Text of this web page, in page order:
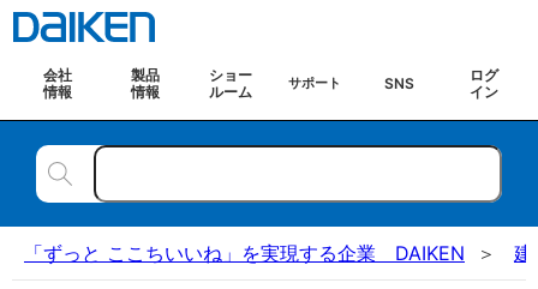
会社
情報
製品
情報
ショー
ルーム
サポート SNS
ログ
イン
「ずっと ここちいいね」を実現する企業 DAIKEN 建